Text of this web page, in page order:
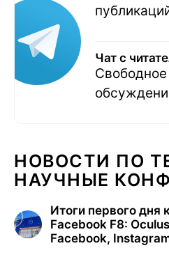
Чат с
НОВОСТИ ПО
НАУЧНЫЕ
Итоги первого дня
Facebook F8:
Facebook,